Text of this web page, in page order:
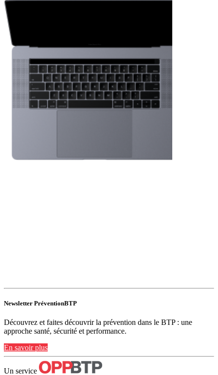
Newsletter PréventionBTP
Découvrez et faites découvrir la prévention dans le BTP : une
approche santé, sécurité et performance.
En savoir plus
Un service